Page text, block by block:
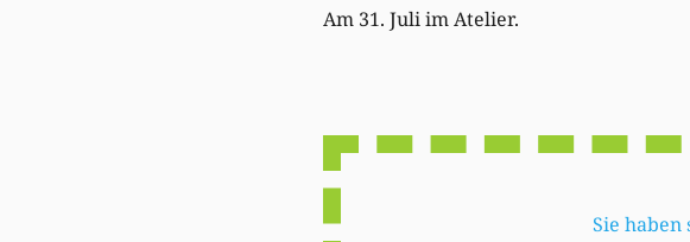
Am 31. Juli im Atelier.
Sie haben